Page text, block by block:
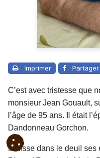
Imprimer Partager
C’est avec tristesse que
monsieur Jean Gouault,
l’âge de 95 ans. Il était
Dandonneau Gorchon.
Il laisse dans le deuil ses